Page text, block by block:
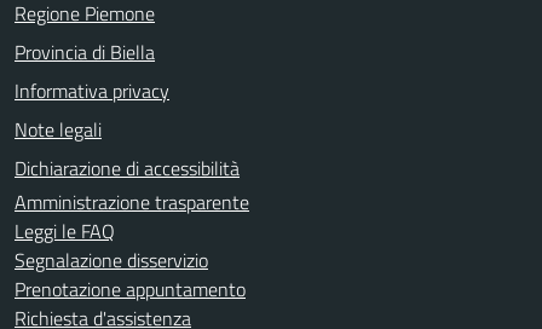
Regione Piemone
Provincia di Biella
Informativa privacy
Note legali
Dichiarazione di accessibilità
Amministrazione trasparente
Leggi le FAQ
Segnalazione disservizio
Prenotazione appuntamento
Richiesta d'assistenza